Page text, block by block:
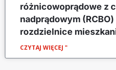
różnicowoprądowe z
nadprądowym
rozdzielnice
CZYTAJ WIĘCEJ "